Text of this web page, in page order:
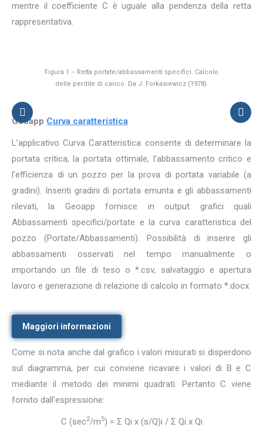
mentre il coefficiente C è uguale alla pendenza della retta
rappresentativa.
Figura 1 – Retta portate/abbassamenti specifici. Calcolo
delle perdite di carico. Da J. Forkasiewicz (1978).
Geoapp Curva caratteristica
L’applicativo Curva Caratteristica consente di determinare la
portata critica, la portata ottimale, l’abbassamento critico e
l’efficienza di un pozzo per la prova di portata variabile (a
gradini). Inseriti gradini di portata emunta e gli abbassamenti
rilevati, la Geoapp fornisce in output grafici quali
Abbassamenti specifici/portate e la curva caratteristica del
pozzo (Portate/Abbassamenti). Possibilità di inserire gli
abbassamenti osservati nel tempo manualmente o
importando un file di teso o *.csv, salvataggio e apertura
lavoro e generazione di relazione di calcolo in formato *.docx
Maggiori informazioni
Come si nota anche dal grafico i valori misurati si disperdono
sul diagramma, per cui conviene ricavare i valori di B e C
mediante il metodo dei minimi quadrati. Pertanto C viene
fornito dall’espressione:
C (sec2/m5) = Σ Qi x (s/Q)i / Σ Qi x Qi